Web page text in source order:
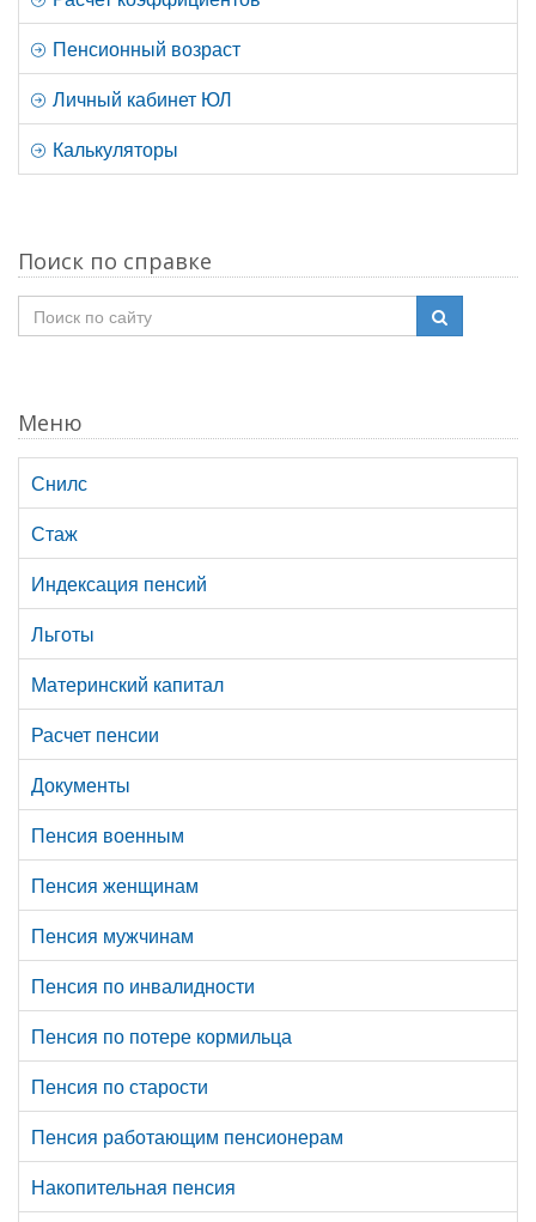
Пенсионный возраст
Личный кабинет ЮЛ
Калькуляторы
Поиск по справке
Меню
Снилс
Стаж
Индексация пенсий
Льготы
Материнский капитал
Расчет пенсии
Документы
Пенсия военным
Пенсия женщинам
Пенсия мужчинам
Пенсия по инвалидности
Пенсия по потере кормильца
Пенсия по старости
Пенсия работающим пенсионерам
Накопительная пенсия